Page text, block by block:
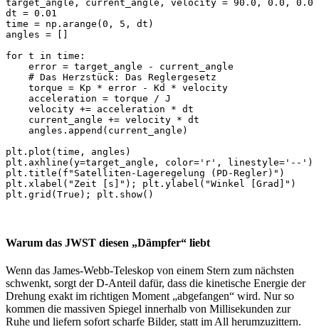
target_angle, current_angle, velocity = 90.0, 0.0, 0.0
dt = 0.01
time = np.arange(0, 5, dt)
angles = []
for t in time:
    error = target_angle - current_angle
    # Das Herzstück: Das Reglergesetz
    torque = Kp * error - Kd * velocity
    acceleration = torque / J
    velocity += acceleration * dt
    current_angle += velocity * dt
    angles.append(current_angle)
plt.plot(time, angles)
plt.axhline(y=target_angle, color='r', linestyle='--')
plt.title(f"Satelliten-Lageregelung (PD-Regler)")
plt.xlabel("Zeit [s]"); plt.ylabel("Winkel [Grad]")
plt.grid(True); plt.show()
Warum das JWST diesen „Dämpfer“ liebt​
Wenn das James-Webb-Teleskop von einem Stern zum nächsten
schwenkt, sorgt der D-Anteil dafür, dass die kinetische Energie der
Drehung exakt im richtigen Moment „abgefangen“ wird. Nur so
kommen die massiven Spiegel innerhalb von Millisekunden zur
Ruhe und liefern sofort scharfe Bilder, statt im All herumzuzittern.